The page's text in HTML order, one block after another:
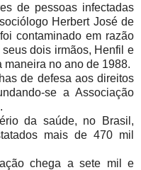
de pessoas infectadas
Herbert José de
contaminado em razão
dois irmãos, Henfil e
no ano de 1988.
de defesa aos direitos
se a Associação
da saúde, no Brasil,
mais de 470 mil
chega a sete mil e